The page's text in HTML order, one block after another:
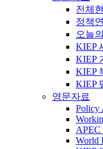
전체
정책
오늘
KIEP
KIEP
KIEP
KIEP
영문자료
Policy
APEC
World